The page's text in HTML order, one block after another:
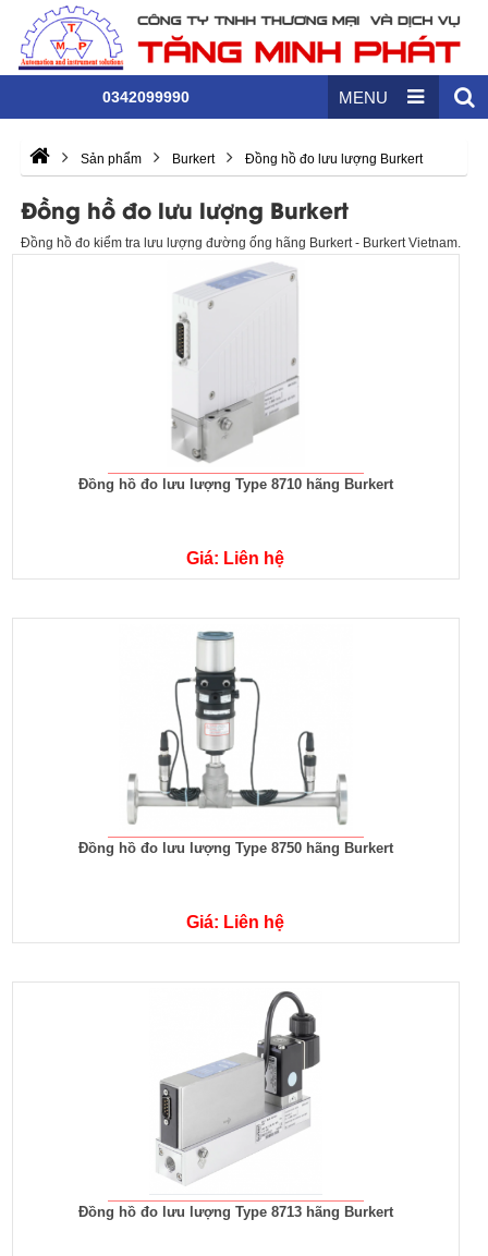
0342099990 MENU
Sản phẩm Burkert Đồng hồ đo lưu lượng Burkert
Đồng hồ đo lưu lượng Burkert
Đồng hồ đo kiểm tra lưu lượng đường ống hãng Burkert - Burkert Vietnam.
Đồng hồ đo lưu lượng Type 8710 hãng Burkert
Giá: Liên hệ
Đồng hồ đo lưu lượng Type 8750 hãng Burkert
Giá: Liên hệ
Đồng hồ đo lưu lượng Type 8713 hãng Burkert